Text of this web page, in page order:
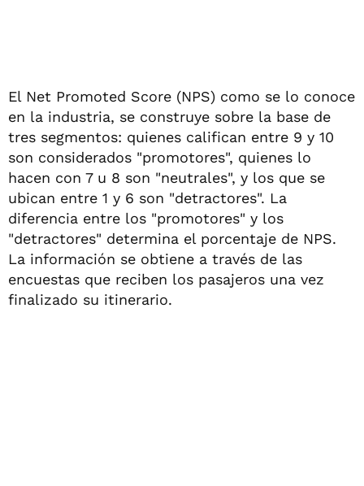
El Net Promoted Score (NPS) como se lo conoce
en la industria, se construye sobre la base de
tres segmentos: quienes califican entre 9 y 10
son considerados "promotores", quienes lo
hacen con 7 u 8 son "neutrales", y los que se
ubican entre 1 y 6 son "detractores". La
diferencia entre los "promotores" y los
"detractores" determina el porcentaje de NPS.
La información se obtiene a través de las
encuestas que reciben los pasajeros una vez
finalizado su itinerario.